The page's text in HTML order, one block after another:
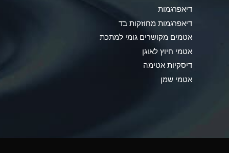
Ammonium Chloride (Aqueous)
Ammonium Hydroxide (conc.)
Ammonium Nitrate (Aqueous)
Ammonium Nitrite (Aqueous)
Ammonium Sulfate (Aqueous)
דיאפרגמות
דיאפרגמות מחוזקות בד
אטמים מקושרים גומי למתכת
אטמי חיוץ לאוגן
דיסקיות אטימה
אטמי שמן